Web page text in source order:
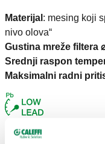
Materijal : mesing koji
nivo olova“
Gustina mreže filtera
Srednji raspon
Maksimalni radni